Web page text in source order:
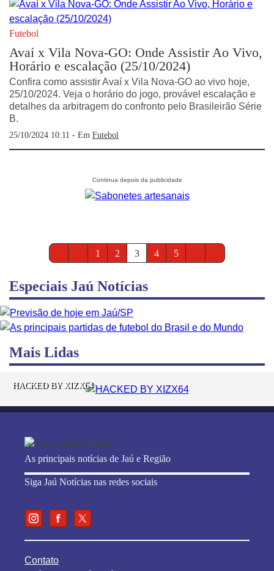
Futebol
Avaí x Vila Nova-GO: Onde Assistir Ao Vivo,
Horário e escalação (25/10/2024)
Confira como assistir Avaí x Vila Nova-GO ao vivo hoje,
25/10/2024. Veja o horário do jogo, provável escalação e
detalhes da arbitragem do confronto pelo Brasileirão Série
B.
25/10/2024 10:11 - Em Futebol
1 2 3 4 5
Especiais Jaú Notícias
Mais Lidas
HACKED BY XIZX64
As principais notícias de Jaú e Região
Siga Jaú Notícias nas redes sociais
Contato